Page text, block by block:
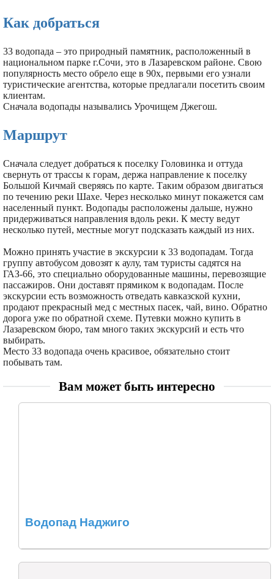
Как добраться
33 водопада – это природный памятник, расположенный в
национальном парке г.Сочи, это в Лазаревском районе. Свою
популярность место обрело еще в 90х, первыми его узнали
туристические агентства, которые предлагали посетить своим
клиентам.
Сначала водопады назывались Урочищем Джегош.
Маршрут
Сначала следует добраться к поселку Головинка и оттуда
свернуть от трассы к горам, держа направление к поселку
Большой Кичмай сверяясь по карте. Таким образом двигаться
по течению реки Шахе. Через несколько минут покажется сам
населенный пункт. Водопады расположены дальше, нужно
придерживаться направления вдоль реки. К месту ведут
несколько путей, местные могут подсказать каждый из них.
Можно принять участие в экскурсии к 33 водопадам. Тогда
группу автобусом довозят к аулу, там туристы садятся на
ГАЗ-66, это специально оборудованные машины, перевозящие
пассажиров. Они доставят прямиком к водопадам. После
экскурсии есть возможность отведать кавказской кухни,
продают прекрасный мед с местных пасек, чай, вино. Обратно
дорога уже по обратной схеме. Путевки можно купить в
Лазаревском бюро, там много таких экскурсий и есть что
выбирать.
Место 33 водопада очень красивое, обязательно стоит
побывать там.
Вам может быть интересно
Водопад Наджиго